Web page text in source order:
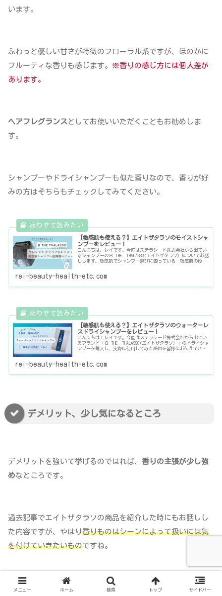
います。
ふわっと優しい甘さが特徴のフローラル系ですが、ほのかに
フルーティな香りも感じます。 ※香りの感じ方には個人差が
あります。
ヘアフレグランスとしてお使いいただくこともお勧めしま
す。
シャンプーやドライシャンプーも似た香りなので、香りが好
みの方はそちらもチェックしてみてください。
【敏感肌も使える？】エイトザタラソのモイストシャ
ンプーをレビュー！
こんにちは、レイです。今回はステラシード株式会社から出てい
るシャンプーの８ THE THALASSO(エイトザタラソ）についてお話
しします。敏感肌でシャンプー選びに困っている…敏感肌の投稿
rei-beauty-health-etc.com
【敏感肌も使える？】エイトザタラソのウォーターレ
スドライシャンプーをレビュー！
こんにちは！レイです。今回はステラシード株式会社から出てい
るブランド「８ THE THALASSO(エイトザタラソ）」のドライシャ
ンプーを購入し、実際に使用してみた感想を皆様にお伝えできた
rei-beauty-health-etc.com
デメリット、少し気になるところ
デメリットを強いて挙げるのではれば、 香りの主張が少し強
めなところです。
過去記事でエイトザタラソの商品を紹介した時にもお話しし
た内容ですが、やはり香りものはシーンによって扱いには気
を付けていきたいものですね。
「良い香り！ 」と思う方もいれば「 香りで頭痛や吐き気等体
メニュー ホーム 検索 トップ サイドバー